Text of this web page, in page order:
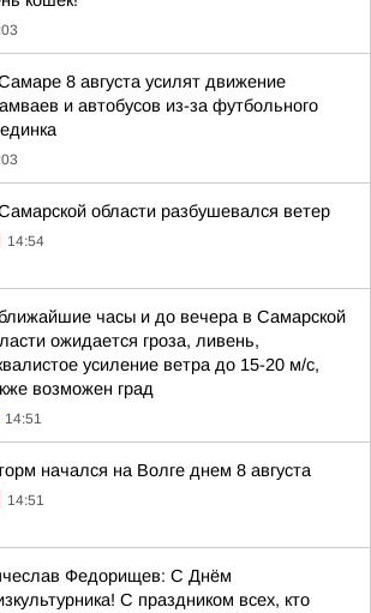
8 августа усилят движение
и автобусов из-за футбольного
области разбушевался ветер
14:54
часы и до вечера в Самарской
ожидается гроза, ливень,
усиление ветра до 15-20 м/с,
возможен град
14:51
начался на Волге днем 8 августа
14:51
Федорищев: С Днём
С праздником всех, кто